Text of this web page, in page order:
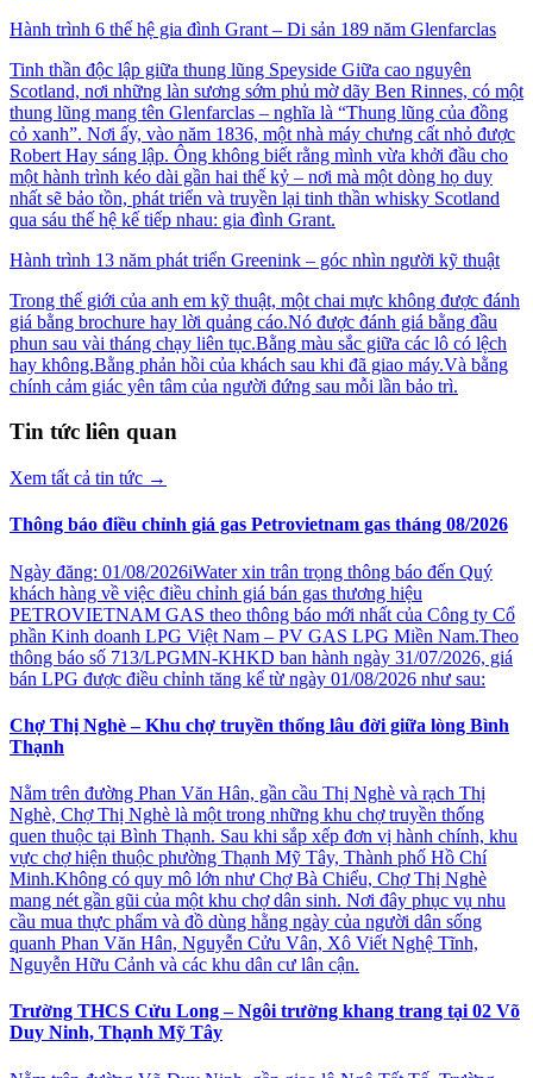
Hành trình 6 thế hệ gia đình Grant – Di sản 189 năm Glenfarclas
Tinh thần độc lập giữa thung lũng Speyside Giữa cao nguyên
Scotland, nơi những làn sương sớm phủ mờ dãy Ben Rinnes, có một
thung lũng mang tên Glenfarclas – nghĩa là “Thung lũng của đồng
cỏ xanh”. Nơi ấy, vào năm 1836, một nhà máy chưng cất nhỏ được
Robert Hay sáng lập. Ông không biết rằng mình vừa khởi đầu cho
một hành trình kéo dài gần hai thế kỷ – nơi mà một dòng họ duy
nhất sẽ bảo tồn, phát triển và truyền lại tinh thần whisky Scotland
qua sáu thế hệ kế tiếp nhau: gia đình Grant.
Hành trình 13 năm phát triển Greenink – góc nhìn người kỹ thuật
Trong thế giới của anh em kỹ thuật, một chai mực không được đánh
giá bằng brochure hay lời quảng cáo.Nó được đánh giá bằng đầu
phun sau vài tháng chạy liên tục.Bằng màu sắc giữa các lô có lệch
hay không.Bằng phản hồi của khách sau khi đã giao máy.Và bằng
chính cảm giác yên tâm của người đứng sau mỗi lần bảo trì.
Tin tức liên quan
Xem tất cả tin tức →
Thông báo điều chỉnh giá gas Petrovietnam gas tháng 08/2026
Ngày đăng: 01/08/2026iWater xin trân trọng thông báo đến Quý
khách hàng về việc điều chỉnh giá bán gas thương hiệu
PETROVIETNAM GAS theo thông báo mới nhất của Công ty Cổ
phần Kinh doanh LPG Việt Nam – PV GAS LPG Miền Nam.Theo
thông báo số 713/LPGMN-KHKD ban hành ngày 31/07/2026, giá
bán LPG được điều chỉnh tăng kể từ ngày 01/08/2026 như sau:
Chợ Thị Nghè – Khu chợ truyền thống lâu đời giữa lòng Bình
Thạnh
Nằm trên đường Phan Văn Hân, gần cầu Thị Nghè và rạch Thị
Nghè, Chợ Thị Nghè là một trong những khu chợ truyền thống
quen thuộc tại Bình Thạnh. Sau khi sắp xếp đơn vị hành chính, khu
vực chợ hiện thuộc phường Thạnh Mỹ Tây, Thành phố Hồ Chí
Minh.Không có quy mô lớn như Chợ Bà Chiểu, Chợ Thị Nghè
mang nét gần gũi của một khu chợ dân sinh. Nơi đây phục vụ nhu
cầu mua thực phẩm và đồ dùng hằng ngày của người dân sống
quanh Phan Văn Hân, Nguyễn Cửu Vân, Xô Viết Nghệ Tĩnh,
Nguyễn Hữu Cảnh và các khu dân cư lân cận.
Trường THCS Cửu Long – Ngôi trường khang trang tại 02 Võ
Duy Ninh, Thạnh Mỹ Tây